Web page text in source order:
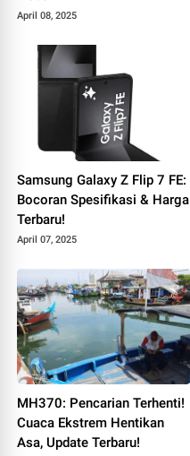
April 08, 2025
Samsung Galaxy Z Flip 7 FE:
Bocoran Spesifikasi & Harga
Terbaru!
April 07, 2025
MH370: Pencarian Terhenti!
Cuaca Ekstrem Hentikan
Asa, Update Terbaru!